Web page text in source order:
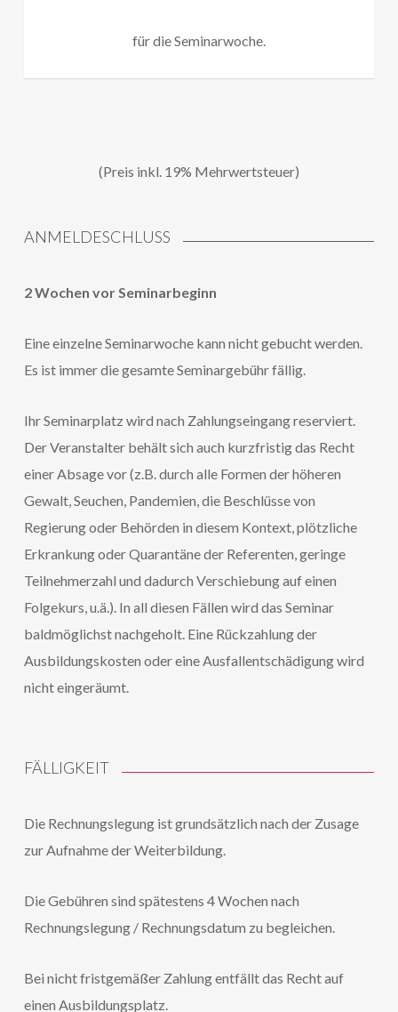
für die Seminarwoche.
(Preis inkl. 19% Mehrwertsteuer)
ANMELDESCHLUSS
2 Wochen vor Seminarbeginn
Eine einzelne Seminarwoche kann nicht gebucht werden.
Es ist immer die gesamte Seminargebühr fällig.
Ihr Seminarplatz wird nach Zahlungseingang reserviert.
Der Veranstalter behält sich auch kurzfristig das Recht
einer Absage vor (z.B. durch alle Formen der höheren
Gewalt, Seuchen, Pandemien, die Beschlüsse von
Regierung oder Behörden in diesem Kontext, plötzliche
Erkrankung oder Quarantäne der Referenten, geringe
Teilnehmerzahl und dadurch Verschiebung auf einen
Folgekurs, u.ä.). In all diesen Fällen wird das Seminar
baldmöglichst nachgeholt. Eine Rückzahlung der
Ausbildungskosten oder eine Ausfallentschädigung wird
nicht eingeräumt.
FÄLLIGKEIT
Die Rechnungslegung ist grundsätzlich nach der Zusage
zur Aufnahme der Weiterbildung.
Die Gebühren sind spätestens 4 Wochen nach
Rechnungslegung / Rechnungsdatum zu begleichen.
Bei nicht fristgemäßer Zahlung entfällt das Recht auf
einen Ausbildungsplatz.